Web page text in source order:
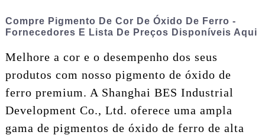
Compre Pigmento De Cor De Óxido De Ferro -
Fornecedores E Lista De Preços Disponíveis Aqui
Melhore a cor e o desempenho dos seus
produtos com nosso pigmento de óxido de
ferro premium. A Shanghai BES Industrial
Development Co., Ltd. oferece uma ampla
gama de pigmentos de óxido de ferro de alta